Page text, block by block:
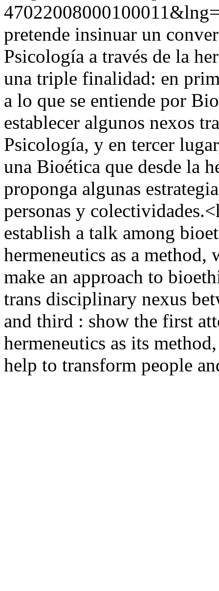
pretende insinuar un
Psicología a través de la
una triple finalidad: en
a lo que se entiende por
establecer algunos nexos
Psicología, y en tercer
una Bioética que desde la
proponga algunas
personas y
establish a talk among
hermeneutics as a
make an approach to
trans disciplinary nexus
and third : show the first
hermeneutics as its
help to transform people